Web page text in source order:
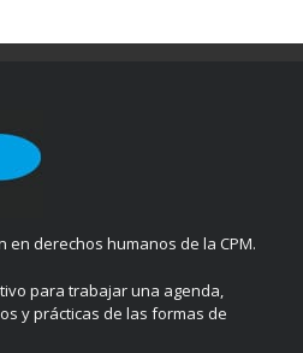
en derechos humanos de la CPM.
para trabajar una agenda,
y prácticas de las formas de